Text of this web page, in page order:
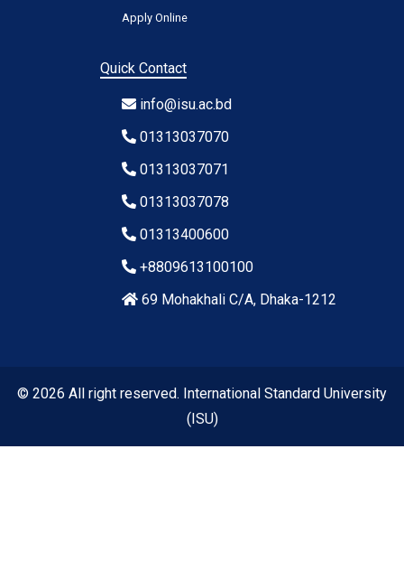
Apply Online
Quick Contact
info@isu.ac.bd
01313037070
01313037071
01313037078
01313400600
+8809613100100
69 Mohakhali C/A, Dhaka-1212
© 2026 All right reserved. International Standard University
(ISU)